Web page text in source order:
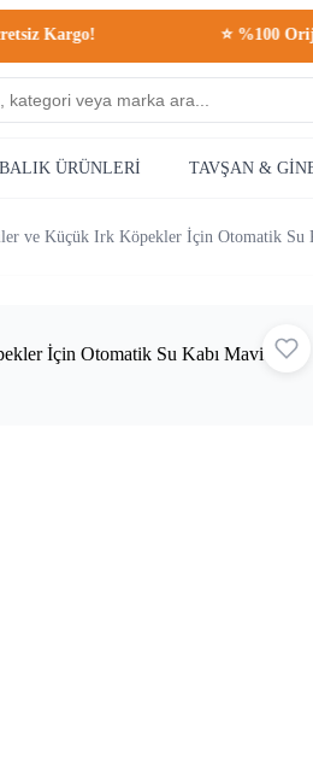
⭐ %100 Orijinal
BALIK ÜRÜNLERİ TAVŞAN &
ve Küçük Irk Köpekler İçin Otomatik Su